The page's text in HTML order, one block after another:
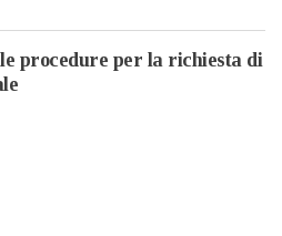
procedure per la richiesta di